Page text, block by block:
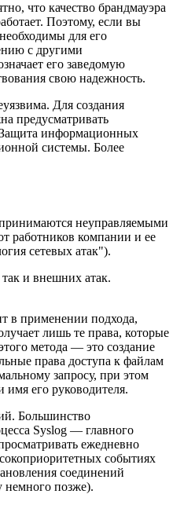
что качество брандмауэра
Поэтому, если вы
для его
с другими
его заведомую
свою надежность.
Для создания
предусматривать
информационных
системы. Более
неуправляемыми
работников компании и ее
сетевых атак").
и внешних атак.
в применении подхода,
лишь те права, которые
метода — это создание
права доступа к файлам
запросу, при этом
его руководителя.
Большинство
Syslog — главного
ежедневно
событиях
соединений
немного позже).